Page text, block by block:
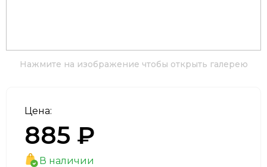
Нажмите на изображение чтобы открыть галерею
Цена:
885 ₽
В наличии